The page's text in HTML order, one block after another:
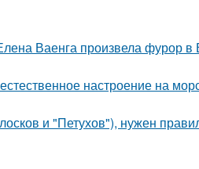
Ваенга произвела фурор в
настроение на
и "Петухов"), нужен